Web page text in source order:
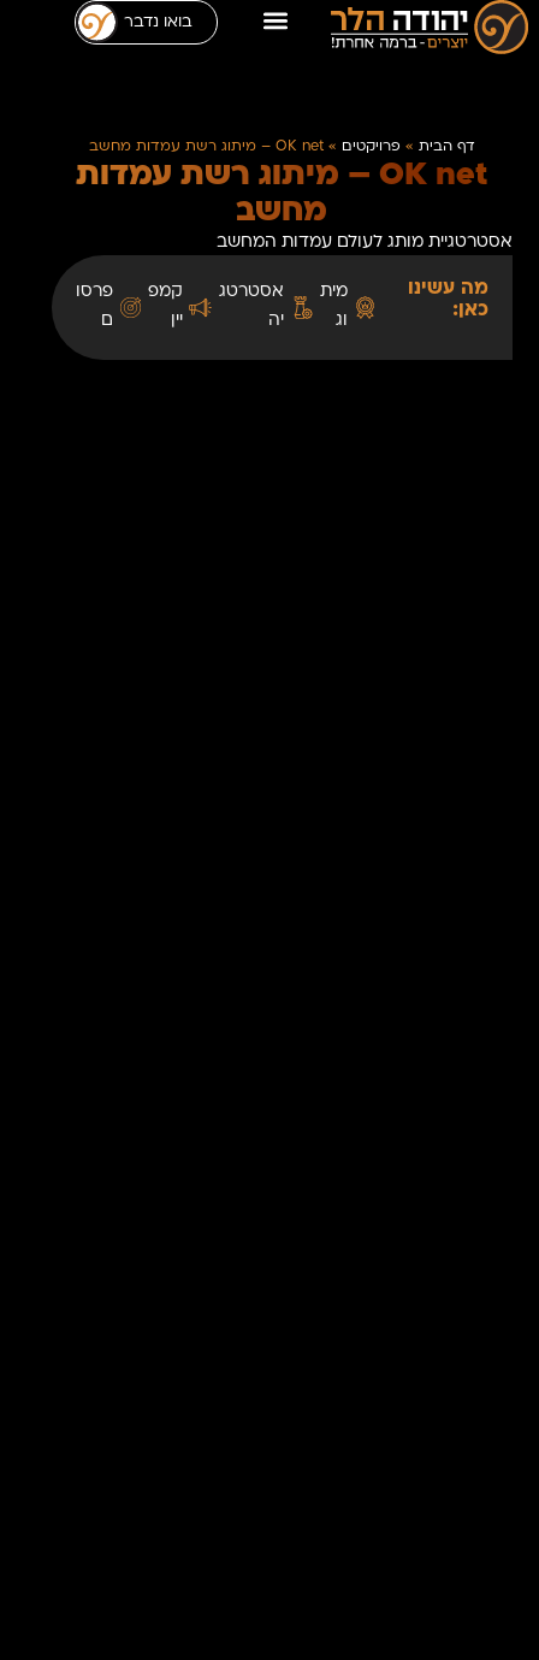
בואו נדבר
דף הבית » פרויקטים »OK net – מיתוג רשת עמדות מחשב
OK net – מיתוג רשת עמדות
מחשב
אסטרטגיית מותג לעולם עמדות המחשב
מה עשינו
כאן:
מית
וג
אסטרטג
יה
קמפ
יין
פרסו
ם